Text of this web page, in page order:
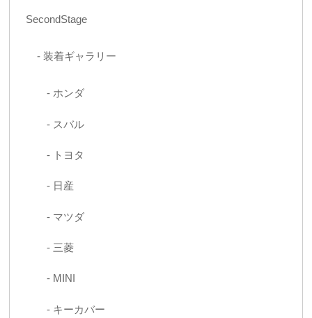
SecondStage
装着ギャラリー
ホンダ
スバル
トヨタ
日産
マツダ
三菱
MINI
キーカバー